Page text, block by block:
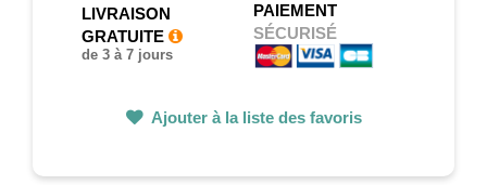
LIVRAISON
GRATUITE
de 3 à 7 jours
PAIEMENT
SÉCURISÉ
Ajouter à la liste des favoris